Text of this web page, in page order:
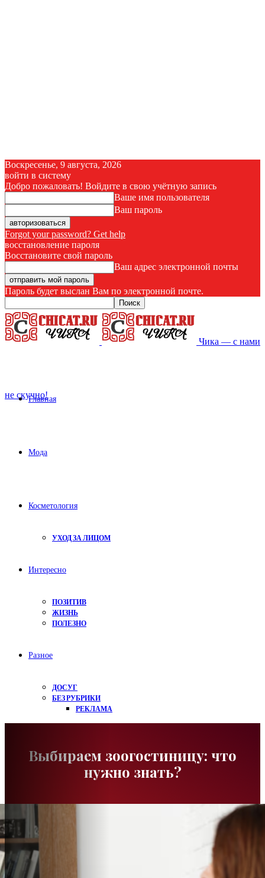
Воскресенье, 9 августа, 2026
войти в систему
Добро пожаловать! Войдите в свою учётную запись
Ваше имя пользователя
Ваш пароль
Forgot your password? Get help
восстановление пароля
Восстановите свой пароль
Ваш адрес электронной почты
Пароль будет выслан Вам по электронной почте.
Чика — с нами
не скучно!
Главная
Мода
Косметология
УХОД ЗА ЛИЦОМ
Интересно
ПОЗИТИВ
ЖИЗНЬ
ПОЛЕЗНО
Разное
ДОСУГ
БЕЗ РУБРИКИ
РЕКЛАМА
Выбираем зоогостиницу: что
нужно знать?